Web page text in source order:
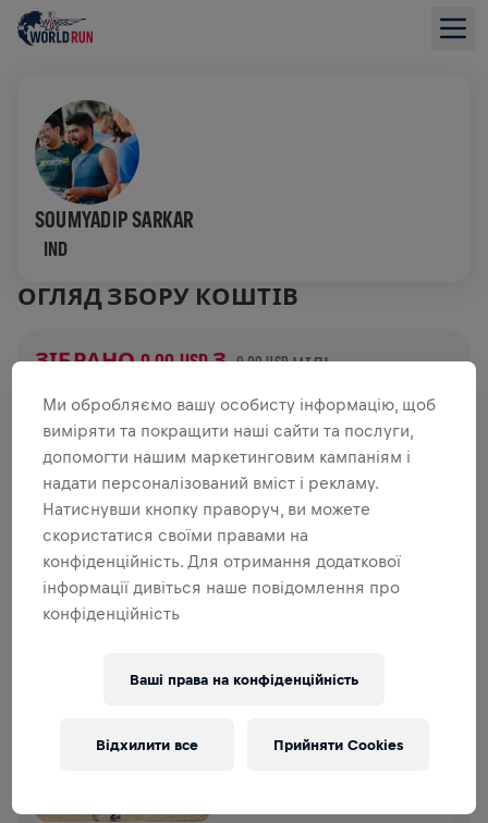
SOUMYADIP SARKAR
IND
ОГЛЯД ЗБОРУ КОШТІВ
ЗІБРАНО 0,00 USD З 0,00 USD ЦІЛЬ
ДОДАТКОВІ ВНЕСКИ
ЗРОБИТИ ДОДАТКОВИЙ ВНЕСОК
Зроби внесок, щоб змінити ситуацію! 100% твого
внеску йде на дослідження спинного мозку.
ІСТОРІЯ
WINGS FOR LIFE WORLD RUN
11:00 UTC
Ми обробляємо вашу особисту інформацію, щоб
виміряти та покращити наші сайти та послуги,
допомогти нашим маркетинговим кампаніям і
надати персоналізований вміст і рекламу.
Натиснувши кнопку праворуч, ви можете
скористатися своїми правами на
конфіденційність. Для отримання додаткової
інформації дивіться наше повідомлення про
конфіденційність
Ваші права на конфіденційність
Відхилити все Прийняти Cookies